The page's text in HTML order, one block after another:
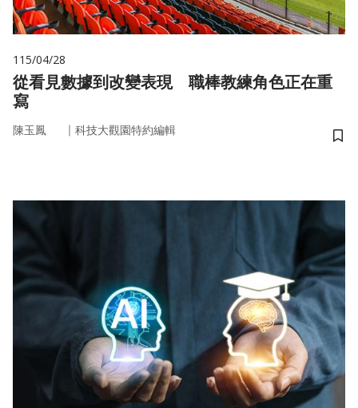
115/04/28
從看見數據到改變表現 職棒教練角色正在重
寫
陳玉鳳 ｜ 科技大觀園特約編輯
儲